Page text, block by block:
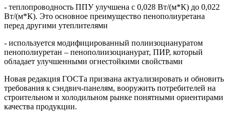
- теплопроводность ППУ улучшена с 0,028 Вт/(м*К) до 0,022
Вт/(м*К). Это основное преимущество пенополиуретана
перед другими утеплителями
- используется модифицированный полиизоциануратом
пенополиуретан – пенополиизоцианурат, ПИР, который
обладает улучшенными огнестойкими свойствами
Новая редакция ГОСТа призвана актуализировать и обновить
требования к сэндвич-панелям, вооружить потребителей на
строительном и холодильном рынке понятными ориентирами
качества продукции.